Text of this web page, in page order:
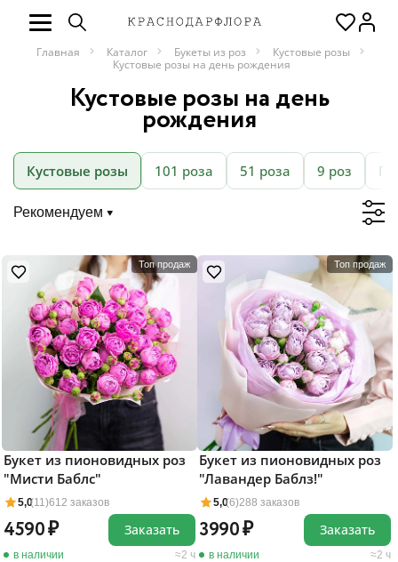
Главная Каталог Букеты из роз
Кустовые розы
Кустовые розы на день рождения
Кустовые розы на день
рождения
Кустовые розы 101 роза 51 роза 9 роз
Рекомендуем
Топ продаж
5,0(11)612 заказов
Букет из пионовидных роз
"Мисти Баблс"
4590
в наличии 2 ч
Заказать
Топ продаж
5,0(6)288 заказов
Букет из пионовидных роз
"Лавандер Баблз!"
3990
в наличии 2 ч
Заказать